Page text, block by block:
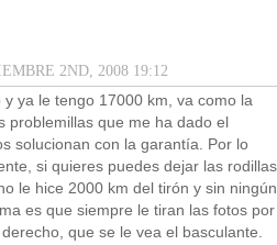
2ND, 2008 19:12
ya le tengo 17000 km, va como la
problemillas que me ha dado el
solucionan con la garantía. Por lo
si quieres puedes dejar las rodillas
le hice 2000 km del tirón y sin ningún
es que siempre le tiran las fotos por
que se le vea el basculante.